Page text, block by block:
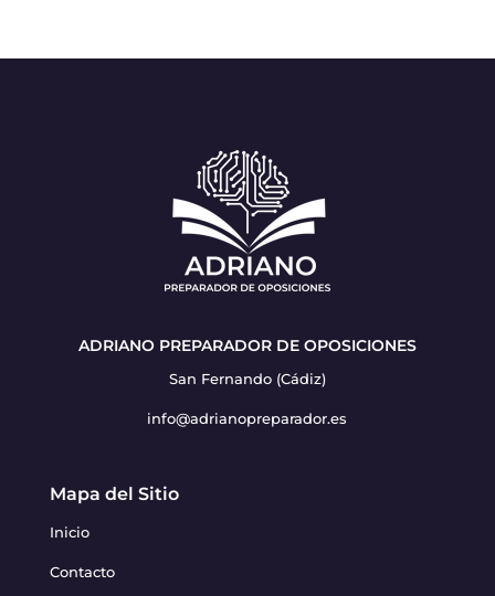
ADRIANO PREPARADOR DE OPOSICIONES
San Fernando (Cádiz)
info@adrianopreparador.es
Mapa del Sitio
Inicio
Contacto